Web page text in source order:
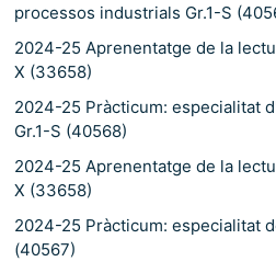
processos industrials Gr.1-S
2024-25 Aprenentatge de la
X (33658)
2024-25 Pràcticum: especialitat
Gr.1-S (40568)
2024-25 Aprenentatge de la
X (33658)
2024-25 Pràcticum: especialitat
(40567)